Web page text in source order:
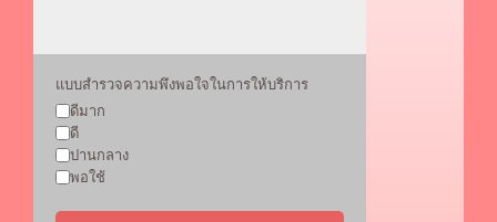
แบบสำรวจความพึงพอใจในการให้บริการ
ดีมาก
ดี
ปานกลาง
พอใช้